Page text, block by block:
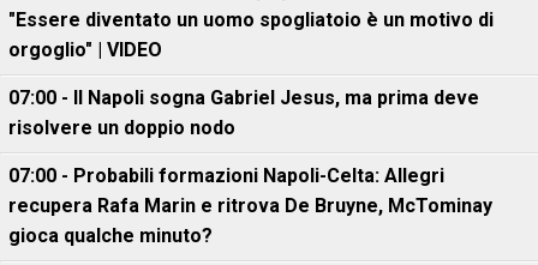
"Essere diventato un uomo spogliatoio è un motivo di
orgoglio" | VIDEO
07:00 - Il Napoli sogna Gabriel Jesus, ma prima deve
risolvere un doppio nodo
07:00 - Probabili formazioni Napoli-Celta: Allegri
recupera Rafa Marin e ritrova De Bruyne, McTominay
gioca qualche minuto?